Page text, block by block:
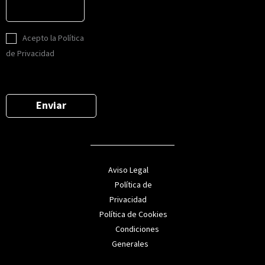
n
*
l
*
s
a
L
O
*
Acepto la Política
de Privacidad
Enviar
Aviso Legal
Política de
Privacidad
Política de Cookies
Condiciones
Generales